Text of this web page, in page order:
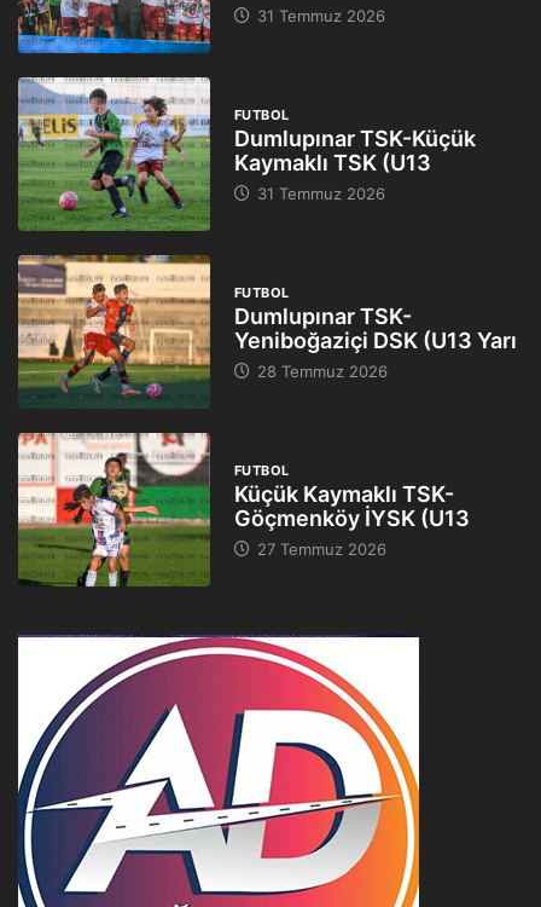
31 Temmuz 2026
FUTBOL
Dumlupınar TSK-Küçük
Kaymaklı TSK (U13
31 Temmuz 2026
FUTBOL
Dumlupınar TSK-
Yeniboğaziçi DSK (U13 Yarı
28 Temmuz 2026
FUTBOL
Küçük Kaymaklı TSK-
Göçmenköy İYSK (U13
27 Temmuz 2026